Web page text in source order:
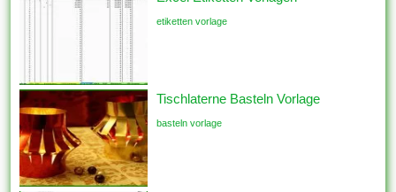
etiketten vorlage
Tischlaterne Basteln Vorlage
basteln vorlage